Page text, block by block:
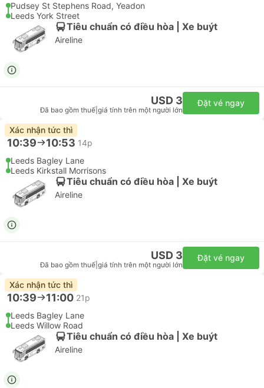
Pudsey St Stephens Road, Yeadon
Leeds York Street
Tiêu chuẩn có điều hòa | Xe buýt
Aireline
USD 3
Đã bao gồm thuế giá tính trên một người lớn
Đặt vé ngay
Xác nhận tức thì
10:39 10:53 14p
Leeds Bagley Lane
Leeds Kirkstall Morrisons
Tiêu chuẩn có điều hòa | Xe buýt
Aireline
USD 3
Đã bao gồm thuế giá tính trên một người lớn
Đặt vé ngay
Xác nhận tức thì
10:39 11:00 21p
Leeds Bagley Lane
Leeds Willow Road
Tiêu chuẩn có điều hòa | Xe buýt
Aireline